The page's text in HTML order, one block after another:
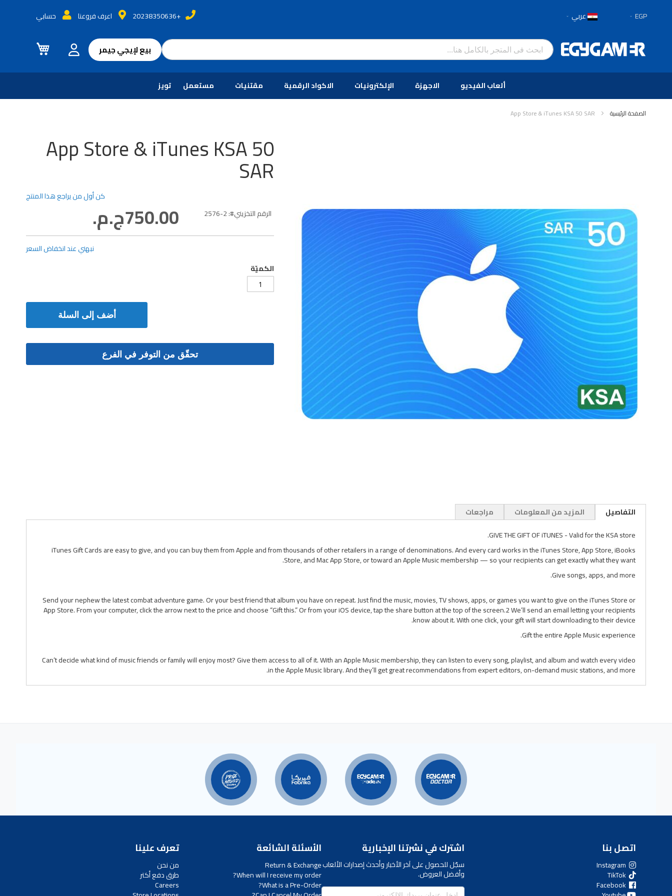
العملة
EGP
+20238350636 اعرف فروعنا
حسابي
إلى
المحتوى
لغة عربي
بيع لإيجي جيمر
ألعاب الفيديو الاجهزة الإلكترونيات الاكواد الرقمية مقتنيات مستعمل تويز
الصفحة الرئيسية App Store & iTunes KSA 50 SAR
App Store & iTunes KSA 50
SAR
كن أول من يراجع هذا المنتج
750.00ج.م.‏ الرقم التخزيني 2576-2
نبهني عند انخفاض السعر
الكميّة
أضف إلى السلة
إلى
بداية
الصور
التفاصيل
GIVE THE GIFT OF iTUNES - Valid for the KSA store.
iTunes Gift Cards are easy to give, and you can buy them from Apple and from thousands of other retailers in a range of denominations. And every card works in the iTunes Store, App Store, iBooks
Store, and Mac App Store, or toward an Apple Music membership — so your recipients can get exactly what they want.
Give songs, apps, and more.
Send your nephew the latest combat adventure game. Or your best friend that album you have on repeat. Just find the music, movies, TV shows, apps, or games you want to give on the iTunes Store or
App Store. From your computer, click the arrow next to the price and choose “Gift this.” Or from your iOS device, tap the share button at the top of the screen.2 We’ll send an email letting your recipients
know about it. With one click, your gift will start downloading to their device.
Gift the entire Apple Music experience.
Can’t decide what kind of music friends or family will enjoy most? Give them access to all of it. With an Apple Music membership, they can listen to every song, playlist, and album and watch every video
in the Apple Music library. And they’ll get great recommendations from expert editors, on-demand music stations, and more.
المزيد من المعلومات مراجعات
اتصل بنا
Instagram
TikTok
Facebook
اشترك في نشرتنا الإخبارية
سجّل للحصول على آخر الأخبار وأحدث إصدارات الألعاب
وأفضل العروض.
الأسئلة الشائعة
Return & Exchange
When will I receive my order?
What is a Pre-Order?
تعرف علينا
من نحن
طرق دفع أكتر
Careers